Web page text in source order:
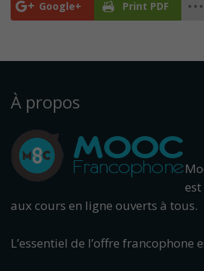
Google+ Print PDF
À propos
aux cours en ligne ouverts à tous.
L’essentiel de l’offre francophone